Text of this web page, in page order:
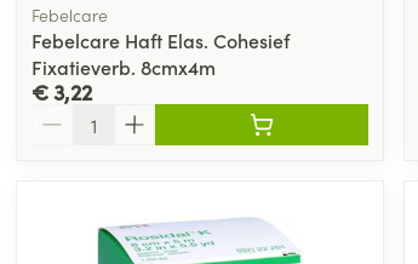
Febelcare
Febelcare Haft Elas. Cohesief
Fixatieverb. 8cmx4m
€ 3,22